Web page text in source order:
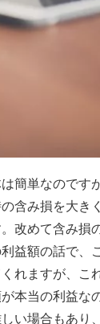
簡単なのです
含み損を大き
改めて含み損
益額の話で、
れますが、こ
本当の利益な
い場合もあり